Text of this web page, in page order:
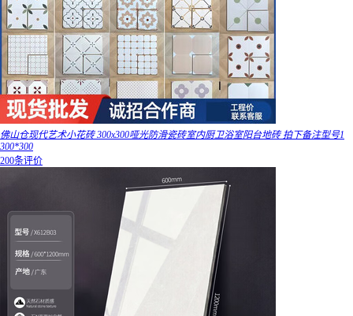
佛山仓现代艺术小花砖 300x300哑光防滑瓷砖室内厨卫浴室阳台地砖 拍下备注型号1
300*300
200条评价